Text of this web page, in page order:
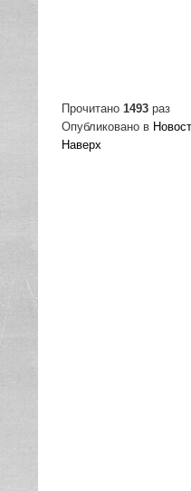
Прочитано 1493 раз
Опубликовано в
Наверх